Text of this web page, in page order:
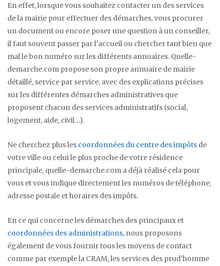
En effet, lorsque vous souhaitez contacter un des services
de la mairie pour effectuer des démarches, vous procurer
un document ou encore poser une question à un conseiller,
il faut souvent passer par l’accueil ou chercher tant bien que
mal le bon numéro sur les différents annuaires. Quelle-
demarche.com propose son propre annuaire de mairie
détaillé, service par service, avec des explications précises
sur les différentes démarches administratives que
proposent chacun des services administratifs (social,
logement, aide, civil…).
Ne cherchez plus les coordonnées du centre des impôts de
votre ville ou celui le plus proche de votre résidence
principale, quelle-demarche.com a déjà réalisé cela pour
vous et vous indique directement les numéros de téléphone,
adresse postale et horaires des impôts.
En ce qui concerne les démarches des principaux et
coordonnées des administrations, nous proposons
également de vous fournir tous les moyens de contact
comme par exemple la CRAM, les services des prud’homme